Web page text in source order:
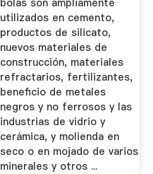
utilizados en cemento,
productos de silicato,
nuevos materiales de
construcción, materiales
refractarios, fertilizantes,
beneficio de metales
negros y no ferrosos y las
industrias de vidrio y
cerámica, y molienda en
seco o en mojado de varios
minerales y otros ...